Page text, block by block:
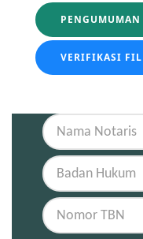
VERIFIKASI